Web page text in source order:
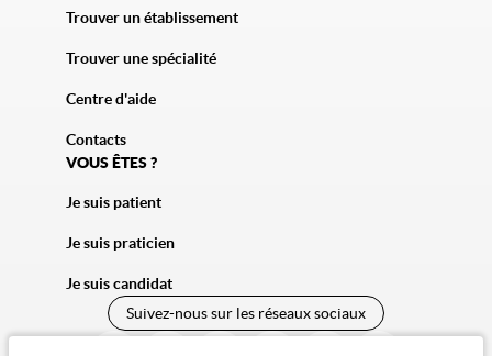
Trouver un établissement
Trouver une spécialité
Centre d'aide
Contacts
VOUS ÊTES ?
Je suis patient
Je suis praticien
Je suis candidat
Suivez-nous sur les réseaux sociaux